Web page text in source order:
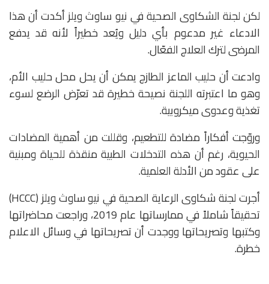
لكن لجنة الشكاوى الصحية في نيو ساوث ويلز أكدت أن هذا
الادعاء غير مدعوم بأي دليل ويُعد خطيراً لأنه قد يدفع
المرضى لترك العلاج الفعّال.
وادعت أن حليب الماعز الطازج يمكن أن يحل محل حليب الأم،
وهو ما اعتبرته اللجنة نصيحة خطيرة قد تعرّض الرضع لسوء
تغذية وعدوى ميكروبية.
وروّجت أفكاراً مضادة للتطعيم، وقللت من أهمية المضادات
الحيوية، رغم أن هذه التدخلات الطبية منقذة للحياة ومبنية
على عقود من الأدلة العلمية.
أجرت لجنة شكاوى الرعاية الصحية في نيو ساوث ويلز (HCCC)
تحقيقاً شاملاً في ممارساتها عام 2019، وراجعت محاضراتها
وكتبها وتصريحاتها ووجدت أن تصريحاتها في وسائل الاعلام
خطرة.